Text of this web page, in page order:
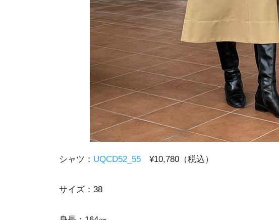
シャツ： UQCD52_55 ¥10,780（税込）
サイズ：38